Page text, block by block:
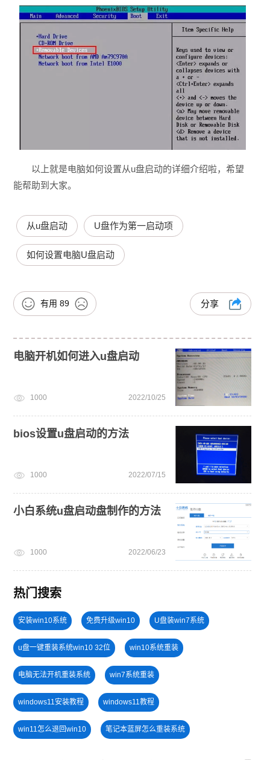
以上就是电脑如何设置从u盘启动的详细介绍啦，希望
能帮助到大家。
从u盘启动 U盘作为第一启动项
如何设置电脑U盘启动
有用 89 分享
电脑开机如何进入u盘启动
1000 2022/10/25
bios设置u盘启动的方法
1000 2022/07/15
小白系统u盘启动盘制作的方法
1000 2022/06/23
热门搜索
安装win10系统 免费升级win10 U盘装win7系统
u盘一键重装系统win10 32位 win10系统重装
电脑无法开机重装系统 win7系统重装
windows11安装教程 windows11教程
win11怎么退回win10 笔记本蓝屏怎么重装系统